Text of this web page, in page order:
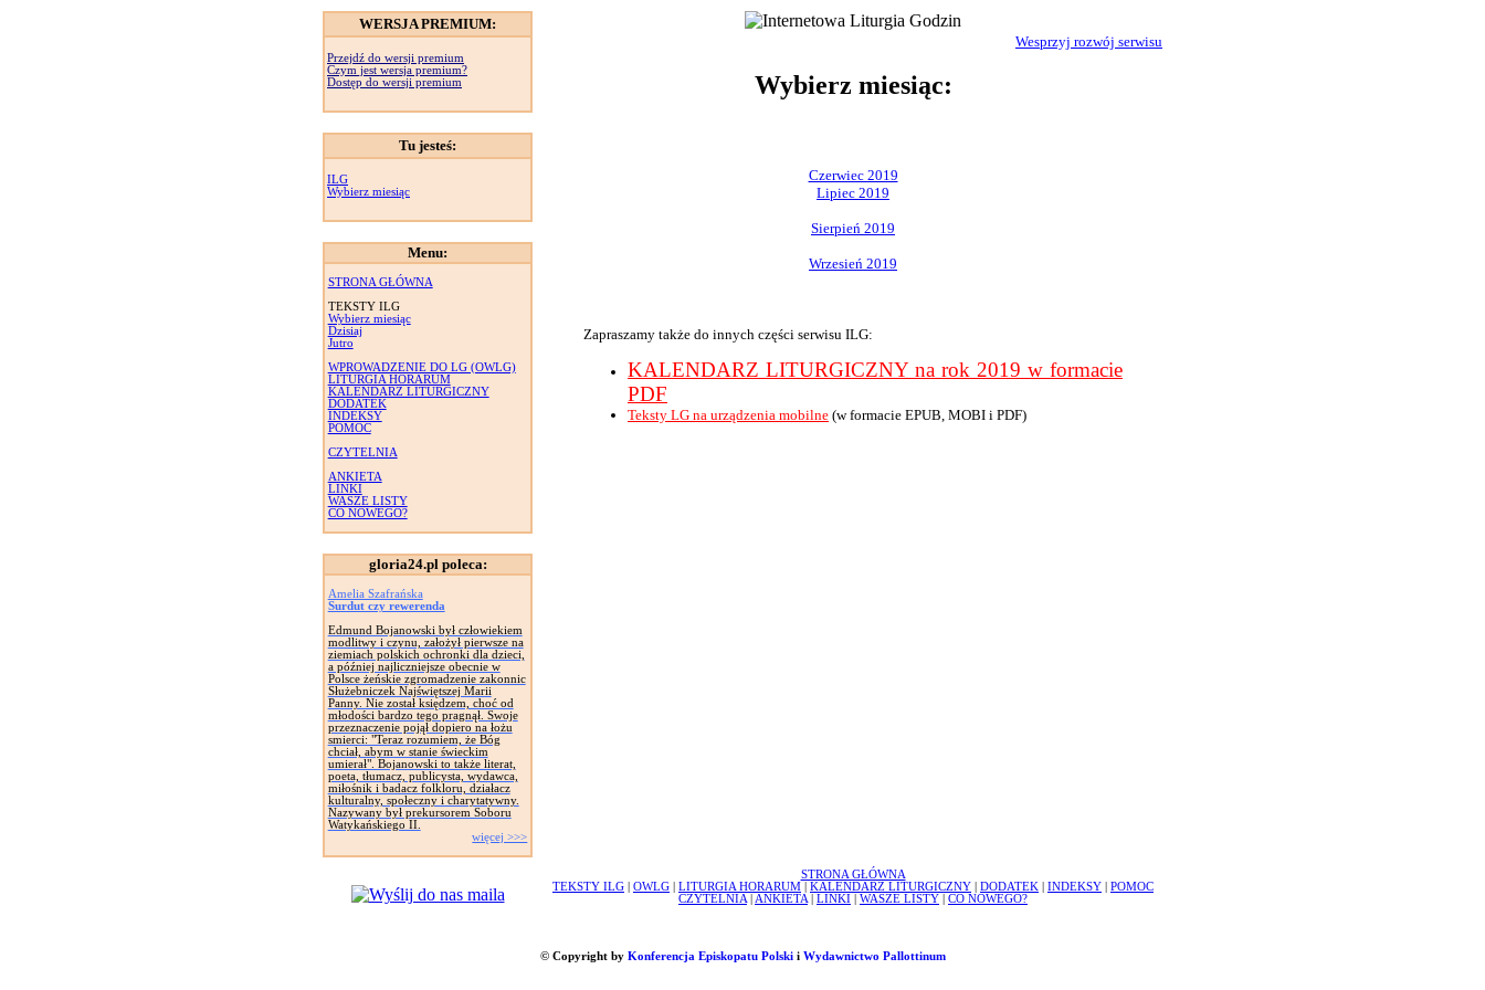
WERSJA PREMIUM:
Przejdź do wersji premium
Czym jest wersja premium?
Dostęp do wersji premium
Tu jesteś:
ILG
Wybierz miesiąc
Menu:
STRONA GŁÓWNA
TEKSTY ILG
Wybierz miesiąc
Dzisiaj
Jutro
WPROWADZENIE DO LG (OWLG)
LITURGIA HORARUM
KALENDARZ LITURGICZNY
DODATEK
INDEKSY
POMOC
CZYTELNIA
ANKIETA
LINKI
WASZE LISTY
CO NOWEGO?
gloria24.pl poleca:
Amelia Szafrańska
Surdut czy rewerenda
Edmund Bojanowski był człowiekiem
modlitwy i czynu, założył pierwsze na
ziemiach polskich ochronki dla dzieci,
a później najliczniejsze obecnie w
Polsce żeńskie zgromadzenie zakonnic
Służebniczek Najświętszej Marii
Panny. Nie został księdzem, choć od
młodości bardzo tego pragnął. Swoje
przeznaczenie pojął dopiero na łożu
smierci: "Teraz rozumiem, że Bóg
chciał, abym w stanie świeckim
umierał". Bojanowski to także literat,
poeta, tłumacz, publicysta, wydawca,
miłośnik i badacz folkloru, działacz
kulturalny, społeczny i charytatywny.
Nazywany był prekursorem Soboru
Watykańskiego II.
więcej >>>
Wesprzyj rozwój serwisu
Wybierz miesiąc:
Czerwiec 2019
Lipiec 2019
Sierpień 2019
Wrzesień 2019
Zapraszamy także do innych części serwisu ILG:
KALENDARZ LITURGICZNY na rok 2019 w formacie
PDF
Teksty LG na urządzenia mobilne (w formacie EPUB, MOBI i PDF)
STRONA GŁÓWNA
TEKSTY ILG
OWLG LITURGIA HORARUM KALENDARZ LITURGICZNY DODATEK INDEKSY
POMOC
CZYTELNIA
ANKIETA LINKI WASZE LISTY CO NOWEGO?
© Copyright by Konferencja Episkopatu Polskii Wydawnictwo Pallottinum